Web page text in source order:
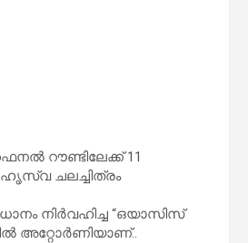
റൗണ്ടിലേക്ക് 11
ഹൃസ്വ ചലച്ചിത്രം
നിർവഹിച്ച “ഒയാസിസ്‌
അറ്റോർണിയാണ്..